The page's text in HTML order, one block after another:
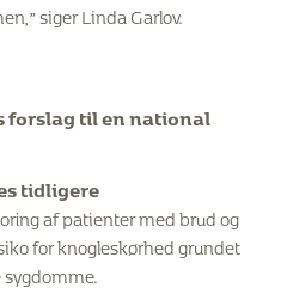
siger Linda Garlov.
forslag til en national
tidligere
af patienter med brud og
for knogleskørhed grundet